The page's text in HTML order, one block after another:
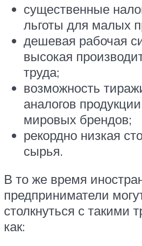
существенные
льготы для малых
дешевая рабочая
высокая
труда;
возможность
аналогов
мировых брендов;
рекордно низкая
сырья.
В то же время
предприниматели
столкнуться с такими
как: